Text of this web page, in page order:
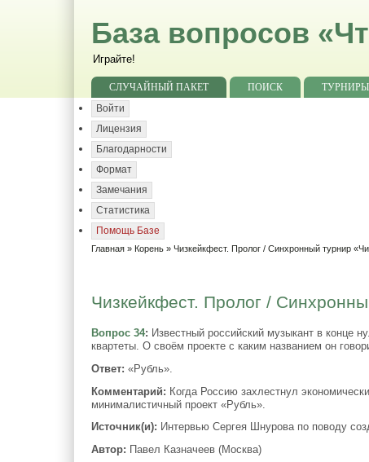
База вопросов
Играйте!
СЛУЧАЙНЫЙ ПАКЕТ ПОИСК ТУРНИРЫ
Войти
Лицензия
Благодарности
Формат
Замечания
Статистика
Помощь Базе
Главная » Корень »Чизкейкфест. Пролог / Синхронный турнир
Чизкейкфест. Пролог /
Вопрос 34: Известный российский музыкант в конце
квартеты. О своём проекте с каким названием он
Ответ: «Рубль».
Комментарий: Когда Россию захлестнул
минималистичный проект «Рубль».
Источник(и): Интервью Сергея Шнурова по поводу
Автор: Павел Казначеев (Москва)